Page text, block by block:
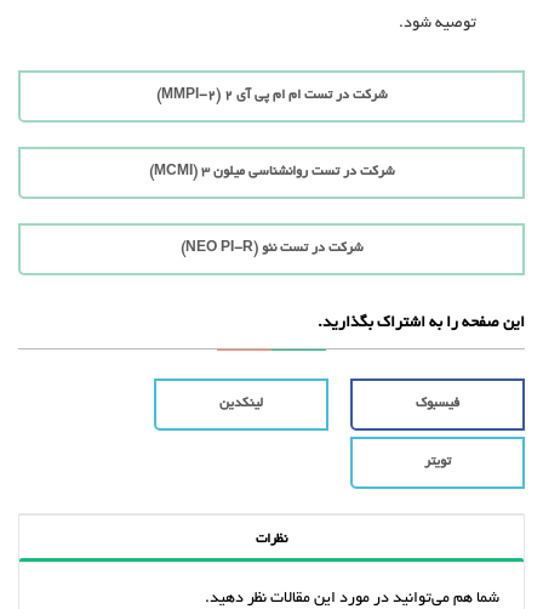
توصیه شود.
شرکت در تست ام ام پی آی 2 (MMPI-2)
شرکت در تست روانشناسی میلون 3 (MCMI)
شرکت در تست نئو (NEO PI-R)
این صفحه را به اشتراک بگذارید.
فیسبوک لینکدین
تویتر
نظرات
شما هم می‌توانید در مورد این مقالات نظر دهید.